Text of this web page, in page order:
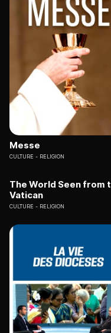
Messe
CULTURE RELIGION
The World Seen from
Vatican
CULTURE RELIGION